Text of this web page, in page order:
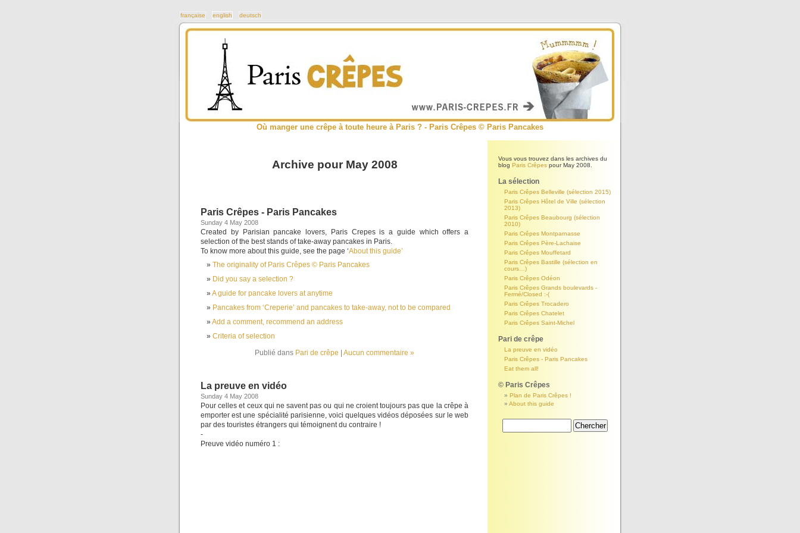
française english deutsch
Où manger une crêpe à toute heure à Paris ? - Paris Crêpes © Paris Pancakes
Archive pour May 2008
Paris Crêpes - Paris Pancakes
Sunday 4 May 2008
Created by Parisian pancake lovers, Paris Crepes is a guide which offers a
selection of the best stands of take-away pancakes in Paris.
To know more about this guide, see the page ‘About this guide’
The originality of Paris Crêpes © Paris Pancakes
Did you say a selection ?
A guide for pancake lovers at anytime
Pancakes from ‘Creperie’ and pancakes to take-away, not to be compared
Add a comment, recommend an address
Criteria of selection
Publié dans Pari de crêpe Aucun commentaire »
La preuve en vidéo
Sunday 4 May 2008
Pour celles et ceux qui ne savent pas ou qui ne croient toujours pas que la crêpe à
emporter est une spécialité parisienne, voici quelques vidéos déposées sur le web
par des touristes étrangers qui témoignent du contraire !
-
Preuve vidéo numéro 1 :
Vous vous trouvez dans les archives du
blog Paris Crêpes pour May 2008.
La sélection
Paris Crêpes Belleville (sélection 2015)
Paris Crêpes Hôtel de Ville (sélection
2013)
Paris Crêpes Beaubourg (sélection
2010)
Paris Crêpes Montparnasse
Paris Crêpes Père-Lachaise
Paris Crêpes Mouffetard
Paris Crêpes Bastille (sélection en
cours…)
Paris Crêpes Odéon
Paris Crêpes Grands boulevards -
Fermé/Closed :-(
Paris Crêpes Trocadero
Paris Crêpes Chatelet
Paris Crêpes Saint-Michel
Pari de crêpe
La preuve en vidéo
Paris Crêpes - Paris Pancakes
Eat them all!
© Paris Crêpes
Plan de Paris Crêpes !
About this guide